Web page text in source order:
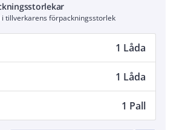
tillverkarens förpackningsstorlek
1 Låda
1 Låda
1 Pall